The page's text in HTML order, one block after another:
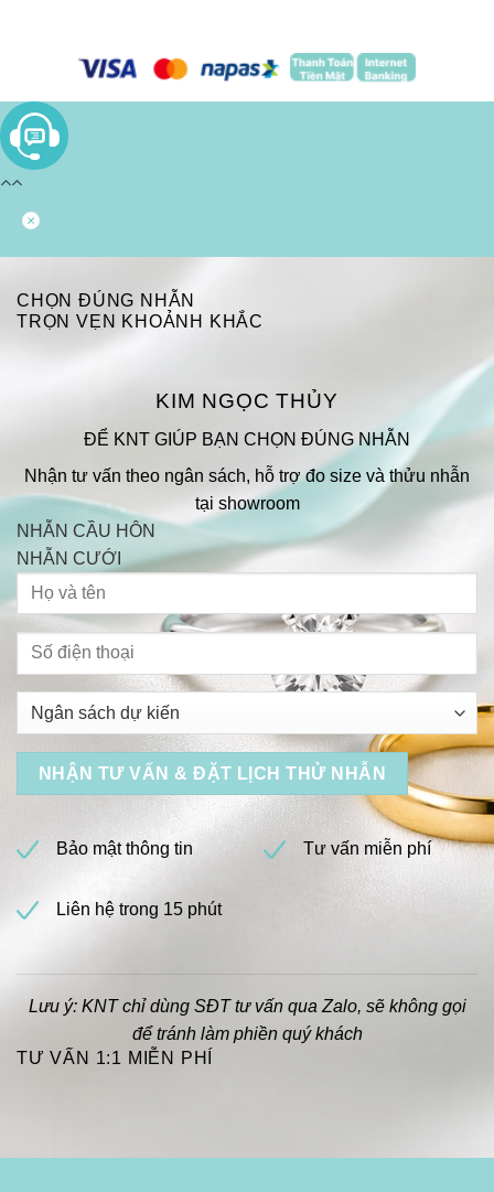
CHỌN ĐÚNG NHẪN
TRỌN VẸN KHOẢNH KHẮC
KIM NGỌC THỦY
ĐỂ KNT GIÚP BẠN CHỌN ĐÚNG NHẪN
Nhận tư vấn theo ngân sách, hỗ trợ đo size và thửu nhẫn
tại showroom
NHẪN CẦU HÔN
NHẪN CƯỚI
Bảo mật thông tin Tư vấn miễn phí
Liên hệ trong 15 phút
Lưu ý: KNT chỉ dùng SĐT tư vấn qua Zalo, sẽ không gọi
để tránh làm phiền quý khách
TƯ VẤN 1:1 MIỄN PHÍ